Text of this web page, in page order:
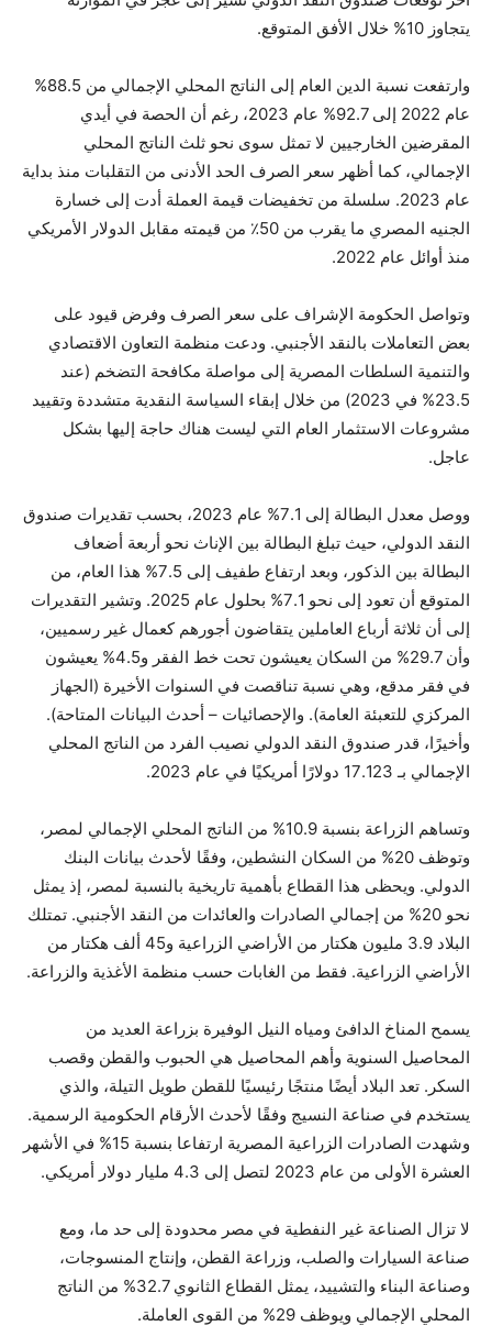
يتجاوز 10% خلال الأفق المتوقع.
وارتفعت نسبة الدين العام إلى الناتج المحلي الإجمالي من 88.5%
عام 2022 إلى 92.7% عام 2023، رغم أن الحصة في أيدي
المقرضين الخارجيين لا تمثل سوى نحو ثلث الناتج المحلي
الإجمالي، كما أظهر سعر الصرف الحد الأدنى من التقلبات منذ بداية
عام 2023. سلسلة من تخفيضات قيمة العملة أدت إلى خسارة
الجنيه المصري ما يقرب من 50٪ من قيمته مقابل الدولار الأمريكي
منذ أوائل عام 2022.
وتواصل الحكومة الإشراف على سعر الصرف وفرض قيود على
بعض التعاملات بالنقد الأجنبي. ودعت منظمة التعاون الاقتصادي
والتنمية السلطات المصرية إلى مواصلة مكافحة التضخم (عند
23.5% في 2023) من خلال إبقاء السياسة النقدية متشددة وتقييد
مشروعات الاستثمار العام التي ليست هناك حاجة إليها بشكل
عاجل.
ووصل معدل البطالة إلى 7.1% عام 2023، بحسب تقديرات صندوق
النقد الدولي، حيث تبلغ البطالة بين الإناث نحو أربعة أضعاف
البطالة بين الذكور، وبعد ارتفاع طفيف إلى 7.5% هذا العام، من
المتوقع أن تعود إلى نحو 7.1% بحلول عام 2025. وتشير التقديرات
إلى أن ثلاثة أرباع العاملين يتقاضون أجورهم كعمال غير رسميين،
وأن 29.7% من السكان يعيشون تحت خط الفقر و4.5% يعيشون
في فقر مدقع، وهي نسبة تناقصت في السنوات الأخيرة (الجهاز
المركزي للتعبئة العامة). والإحصائيات – أحدث البيانات المتاحة).
وأخيرًا، قدر صندوق النقد الدولي نصيب الفرد من الناتج المحلي
الإجمالي بـ 17.123 دولارًا أمريكيًا في عام 2023.
وتساهم الزراعة بنسبة 10.9% من الناتج المحلي الإجمالي لمصر،
وتوظف 20% من السكان النشطين، وفقًا لأحدث بيانات البنك
الدولي. ويحظى هذا القطاع بأهمية تاريخية بالنسبة لمصر، إذ يمثل
نحو 20% من إجمالي الصادرات والعائدات من النقد الأجنبي. تمتلك
البلاد 3.9 مليون هكتار من الأراضي الزراعية و45 ألف هكتار من
الأراضي الزراعية. فقط من الغابات حسب منظمة الأغذية والزراعة.
يسمح المناخ الدافئ ومياه النيل الوفيرة بزراعة العديد من
المحاصيل السنوية وأهم المحاصيل هي الحبوب والقطن وقصب
السكر. تعد البلاد أيضًا منتجًا رئيسيًا للقطن طويل التيلة، والذي
يستخدم في صناعة النسيج وفقًا لأحدث الأرقام الحكومية الرسمية.
وشهدت الصادرات الزراعية المصرية ارتفاعا بنسبة 15% في الأشهر
العشرة الأولى من عام 2023 لتصل إلى 4.3 مليار دولار أمريكي.
لا تزال الصناعة غير النفطية في مصر محدودة إلى حد ما، ومع
صناعة السيارات والصلب، وزراعة القطن، وإنتاج المنسوجات،
وصناعة البناء والتشييد، يمثل القطاع الثانوي 32.7% من الناتج
المحلي الإجمالي ويوظف 29% من القوى العاملة.